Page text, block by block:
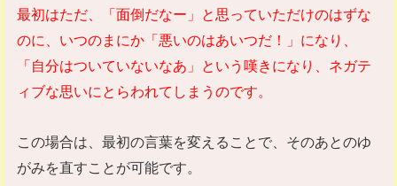
最初はただ、「面倒だなー」と思っていただけのはずな
のに、いつのまにか「悪いのはあいつだ！」になり、
「自分はついていないなあ」という嘆きになり、ネガテ
ィブな思いにとらわれてしまうのです。
この場合は、最初の言葉を変えることで、そのあとのゆ
がみを直すことが可能です。